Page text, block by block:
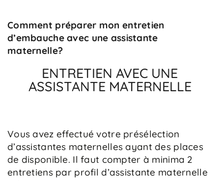
Comment préparer mon entretien
d’embauche avec une assistante
maternelle?
ENTRETIEN AVEC UNE
ASSISTANTE MATERNELLE
Vous avez effectué votre présélection
d’assistantes maternelles ayant des places
de disponible. Il faut compter à minima 2
entretiens par profil d’assistante maternelle